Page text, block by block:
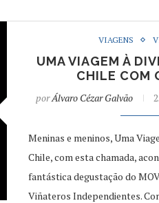
VIAGENS
UMA VIAGEM À
CHILE COM
porÁlvaro Cézar Galvão
Meninas e meninos, Uma
Chile, com esta chamada,
fantástica degustação do
Viñateros Independientes.